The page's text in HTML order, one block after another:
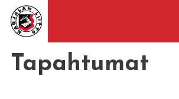
Tapahtumat